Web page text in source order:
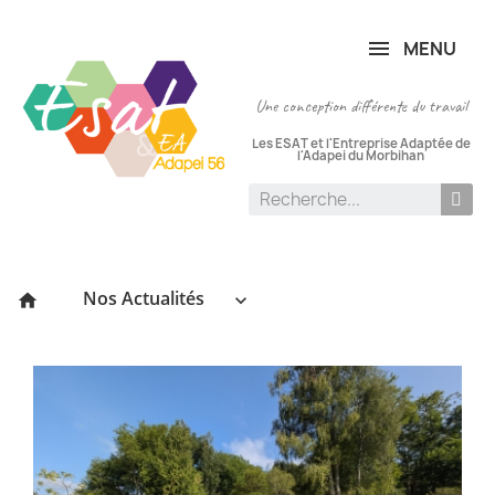
MENU
Une conception différente du travail
Les ESAT et l'Entreprise Adaptée de
l'Adapei du Morbihan
home Nos Actualités keyboard_arrow_down